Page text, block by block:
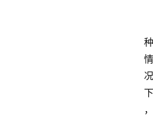
种
情
况
下
，